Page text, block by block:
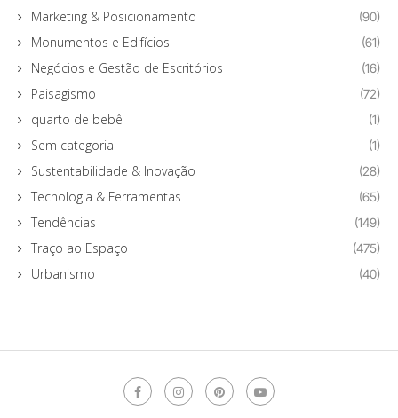
Marketing & Posicionamento (90)
Monumentos e Edifícios (61)
Negócios e Gestão de Escritórios (16)
Paisagismo (72)
quarto de bebê (1)
Sem categoria (1)
Sustentabilidade & Inovação (28)
Tecnologia & Ferramentas (65)
Tendências (149)
Traço ao Espaço (475)
Urbanismo (40)